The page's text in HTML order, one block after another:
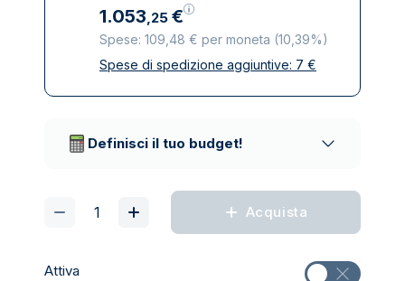
1.053,25 €
Spese: 109,48 € per moneta (10,39%)
Tutte le tasse incluse
Spese di spedizione aggiuntive: 7 €
Definisci il tuo budget!
Acquista
Attiva